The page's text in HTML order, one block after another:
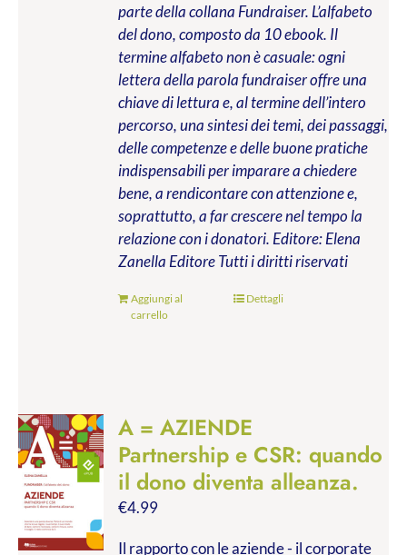
parte della collana Fundraiser. L’alfabeto
del dono, composto da 10 ebook. Il
termine alfabeto non è casuale: ogni
lettera della parola fundraiser offre una
chiave di lettura e, al termine dell’intero
percorso, una sintesi dei temi, dei passaggi,
delle competenze e delle buone pratiche
indispensabili per imparare a chiedere
bene, a rendicontare con attenzione e,
soprattutto, a far crescere nel tempo la
relazione con i donatori. Editore: Elena
Zanella EditoreTutti i diritti riservati
Aggiungi al
carrello
Dettagli
A = AZIENDE
Partnership e CSR: quando
il dono diventa alleanza.
€4.99
Il rapporto con le aziende - il corporate